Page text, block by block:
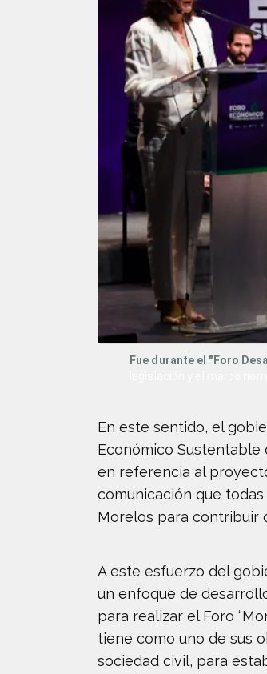
Fue durante el "Foro
En este sentido, el
Económico Sustentable
en referencia al
comunicación que
Morelos para contribuir
A este esfuerzo del
un enfoque de
para realizar el Foro
tiene como uno de sus
sociedad civil, para